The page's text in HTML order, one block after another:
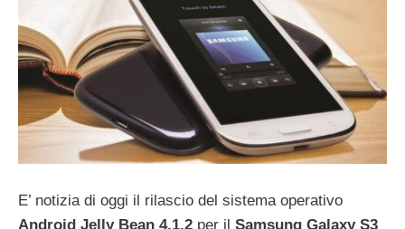
E’ notizia di oggi il rilascio del sistema operativo
Android Jelly Bean 4.1.2 per il Samsung Galaxy S3